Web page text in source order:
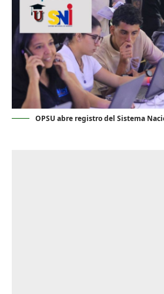
OPSU abre registro del Sistema